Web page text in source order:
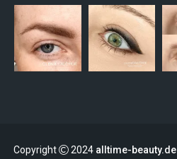
Copyright 2024 alltime-beauty.de